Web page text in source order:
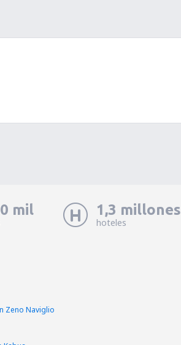
mil 1,3 millones
hoteles
Zeno Naviglio